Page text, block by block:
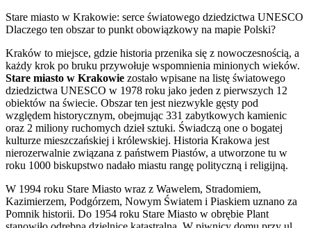
Stare miasto w Krakowie: serce światowego dziedzictwa UNESCO
Dlaczego ten obszar to punkt obowiązkowy na mapie Polski?
Kraków to miejsce, gdzie historia przenika się z nowoczesnością, a
każdy krok po bruku przywołuje wspomnienia minionych wieków.
Stare miasto w Krakowie zostało wpisane na listę światowego
dziedzictwa UNESCO w 1978 roku jako jeden z pierwszych 12
obiektów na świecie. Obszar ten jest niezwykle gęsty pod
względem historycznym, obejmując 331 zabytkowych kamienic
oraz 2 miliony ruchomych dzieł sztuki. Świadczą one o bogatej
kulturze mieszczańskiej i królewskiej. Historia Krakowa jest
nierozerwalnie związana z państwem Piastów, a utworzone tu w
roku 1000 biskupstwo nadało miastu rangę polityczną i religijną.
W 1994 roku Stare Miasto wraz z Wawelem, Stradomiem,
Kazimierzem, Podgórzem, Nowym Światem i Piaskiem uznano za
Pomnik historii. Do 1954 roku Stare Miasto w obrębie Plant